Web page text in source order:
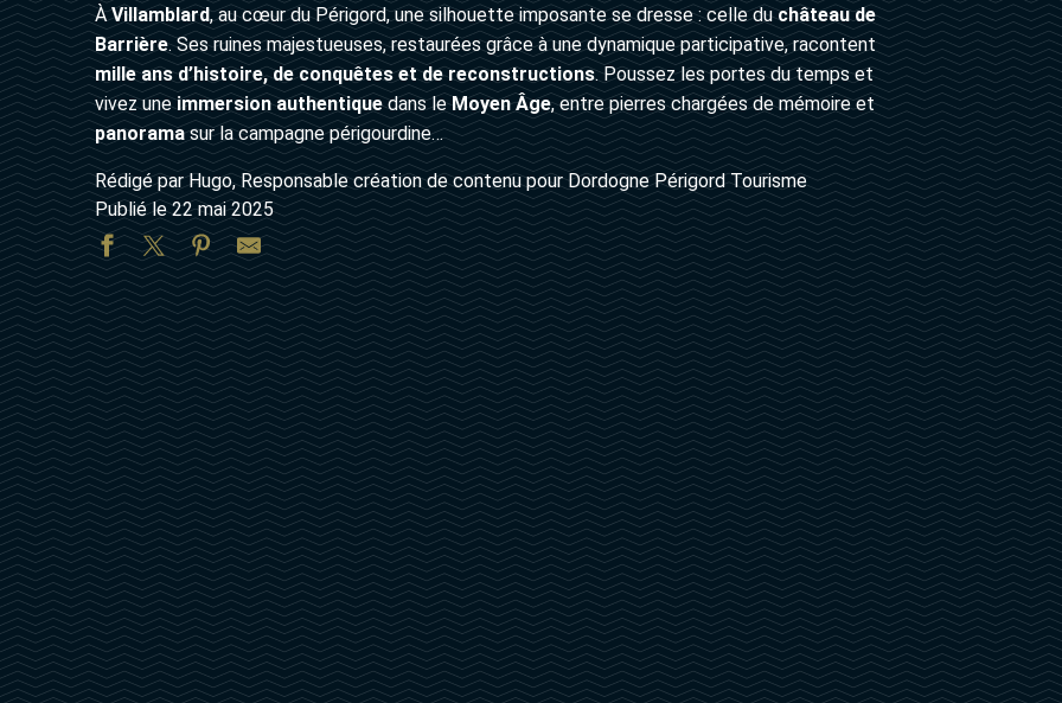
ÀVillamblard, au cœur du Périgord, une silhouette imposante se dresse : celle duchâteau de
Barrière. Ses ruines majestueuses, restaurées grâce à une dynamique participative, racontent
mille ans d’histoire, de conquêtes et de reconstructions. Poussez les portes du temps et
vivez uneimmersion authentiquedans leMoyen Âge, entre pierres chargées de mémoire et
panoramasur la campagne périgourdine…
Rédigé par Hugo, Responsable création de contenu pour Dordogne Périgord Tourisme
Publié le 22 mai 2025